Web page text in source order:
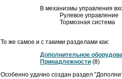
В механизмы управления
Рулевое управление
Тормозная система
То же самое и с такими разделами как:
Дополнительное
Принадлежности (8)
Особенно удачно создан раздел